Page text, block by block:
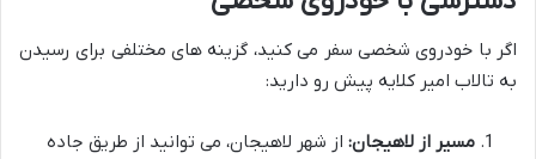
اگر با خودروی شخصی سفر می کنید، گزینه های مختلفی برای رسیدن
به تالاب امیر کلایه پیش رو دارید:
مسیر از لاهیجان: از شهر لاهیجان، می توانید از طریق جاده